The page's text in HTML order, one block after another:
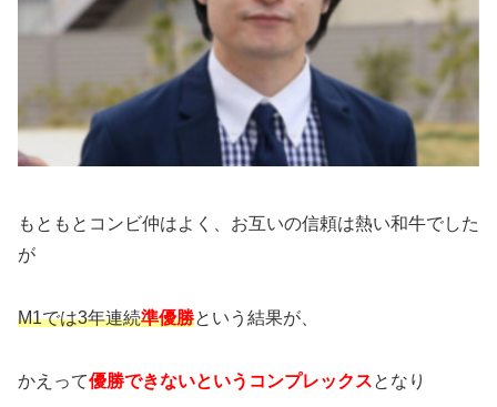
もともとコンビ仲はよく、お互いの信頼は熱い和牛でした
が
M1では3年連続準優勝という結果が、
かえって優勝できないというコンプレックスとなり